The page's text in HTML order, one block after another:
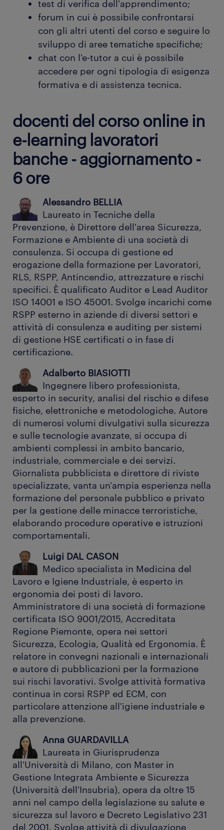
test di verifica dell'apprendimento;
forum in cui è possibile confrontarsi
con gli altri utenti del corso e seguire lo
sviluppo di aree tematiche specifiche;
chat con l'e-tutor a cui è possibile
accedere per ogni tipologia di esigenza
formativa e di assistenza tecnica.
docenti del corso online in
e-learning lavoratori
banche - aggiornamento -
6 ore
Alessandro BELLIA
Laureato in Tecniche della
Prevenzione, è Direttore dell'area Sicurezza,
Formazione e Ambiente di una società di
consulenza. Si occupa di gestione ed
erogazione della formazione per Lavoratori,
RLS, RSPP, Antincendio, attrezzature e rischi
specifici. È qualificato Auditor e Lead Auditor
ISO 14001 e ISO 45001. Svolge incarichi come
RSPP esterno in aziende di diversi settori e
attività di consulenza e auditing per sistemi
di gestione HSE certificati o in fase di
certificazione.
Adalberto BIASIOTTI
Ingegnere libero professionista,
esperto in security, analisi del rischio e difese
fisiche, elettroniche e metodologiche. Autore
di numerosi volumi divulgativi sulla sicurezza
e sulle tecnologie avanzate, si occupa di
ambienti complessi in ambito bancario,
industriale, commerciale e dei servizi.
Giornalista pubblicista e direttore di riviste
specializzate, vanta un'ampia esperienza nella
formazione del personale pubblico e privato
per la gestione delle minacce terroristiche,
elaborando procedure operative e istruzioni
comportamentali.
Luigi DAL CASON
Medico specialista in Medicina del
Lavoro e Igiene Industriale, è esperto in
ergonomia dei posti di lavoro.
Amministratore di una società di formazione
certificata ISO 9001/2015, Accreditata
Regione Piemonte, opera nei settori
Sicurezza, Ecologia, Qualità ed Ergonomia. È
relatore in convegni nazionali e internazionali
e autore di pubblicazioni per la formazione
sui rischi lavorativi. Svolge attività formativa
continua in corsi RSPP ed ECM, con
particolare attenzione all'igiene industriale e
alla prevenzione.
Anna GUARDAVILLA
Laureata in Giurisprudenza
all'Università di Milano, con Master in
Gestione Integrata Ambiente e Sicurezza
(Università dell'Insubria), opera da oltre 15
anni nel campo della legislazione su salute e
sicurezza sul lavoro e Decreto Legislativo 231
del 2001. Svolge attività di divulgazione